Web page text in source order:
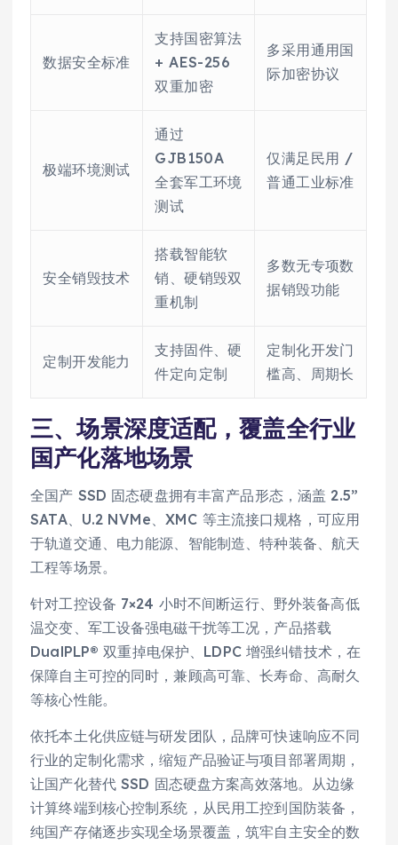
数据安全标准
支持国密算法
+ AES-256
双重加密
多采用通用国
际加密协议
极端环境测试
通过
GJB150A
全套军工环境
测试
仅满足民用 /
普通工业标准
安全销毁技术
搭载智能软
销、硬销毁双
重机制
多数无专项数
据销毁功能
定制开发能力
支持固件、硬
件定向定制
定制化开发门
槛高、周期长
三、场景深度适配，覆盖全行业
国产化落地场景
全国产 SSD 固态硬盘拥有丰富产品形态，涵盖 2.5”
SATA、U.2 NVMe、XMC 等主流接口规格，可应用
于轨道交通、电力能源、智能制造、特种装备、航天
工程等场景。
针对工控设备 7×24 小时不间断运行、野外装备高低
温交变、军工设备强电磁干扰等工况，产品搭载
DualPLP® 双重掉电保护、LDPC 增强纠错技术，在
保障自主可控的同时，兼顾高可靠、长寿命、高耐久
等核心性能。
依托本土化供应链与研发团队，品牌可快速响应不同
行业的定制化需求，缩短产品验证与项目部署周期，
让国产化替代 SSD 固态硬盘方案高效落地。从边缘
计算终端到核心控制系统，从民用工控到国防装备，
纯国产存储逐步实现全场景覆盖，筑牢自主安全的数